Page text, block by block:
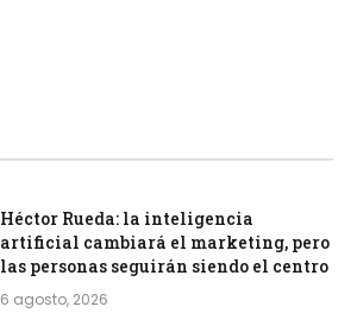
Héctor Rueda: la inteligencia
artificial cambiará el marketing, pero
las personas seguirán siendo el centro
6 agosto, 2026